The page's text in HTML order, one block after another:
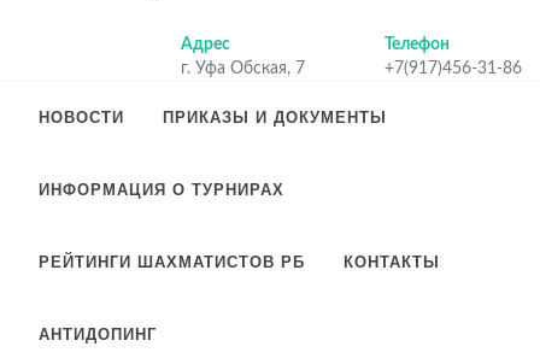
Адрес
г. Уфа Обская, 7
Телефон
+7(917)456-31-86
НОВОСТИ ПРИКАЗЫ И ДОКУМЕНТЫ
ИНФОРМАЦИЯ О ТУРНИРАХ
РЕЙТИНГИ ШАХМАТИСТОВ РБ КОНТАКТЫ
АНТИДОПИНГ